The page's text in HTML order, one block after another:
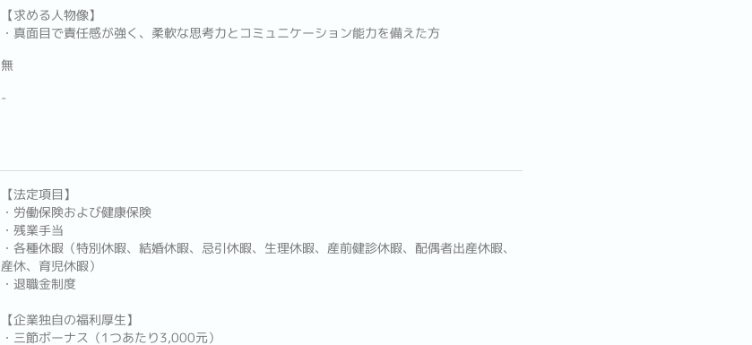
【求める人物像】
・真面目で責任感が強く、柔軟な思考力とコミュニケーション能力を備えた方
無
-
【法定項目】
・労働保険および健康保険
・残業手当
・各種休暇（特別休暇、結婚休暇、忌引休暇、生理休暇、産前健診休暇、配偶者出産休暇、
産休、育児休暇）
・退職金制度
【企業独自の福利厚生】
・三節ボーナス（1つあたり3,000元）